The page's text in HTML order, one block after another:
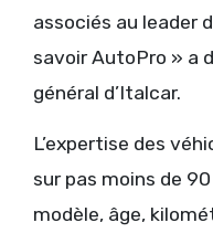
associés au leader
savoir AutoPro » a
général d’Italcar.
L’expertise des
sur pas moins de
modèle, âge,